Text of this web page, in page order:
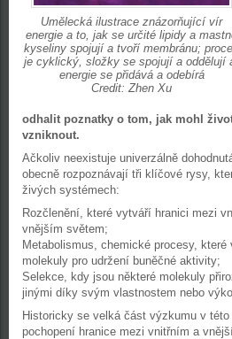
Umělecká ilustrace znázorňující vír
energie a to, jak se určité lipidy a
kyseliny spojují a tvoří membránu;
je cyklický, složky se spojují a oddělují
energie se přidává a odebírá
Credit: Zhen Xu
odhalit poznatky o tom, jak mohl
vzniknout.
Ačkoliv neexistuje univerzálně
obecně rozpoznávají tři klíčové rysy,
živých systémech:
Rozčlenění, které vytváří hranici mezi
vnějším světem;
Metabolismus, chemické procesy,
molekuly pro udržení buněčné aktivity;
Selekce, kdy jsou některé molekuly
jinými díky svým vlastnostem nebo
Historicky se velká část výzkumu v
pochopení hranice mezi vnitřním a